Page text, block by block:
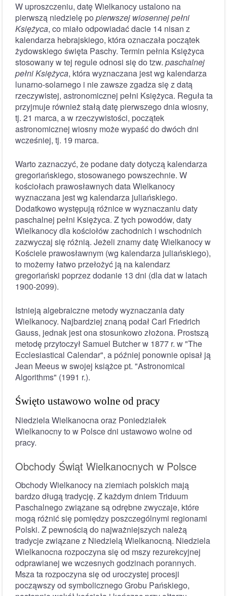
W uproszczeniu, datę Wielkanocy ustalono na
pierwszą niedzielę po pierwszej wiosennej pełni
Księżyca, co miało odpowiadać dacie 14 nisan z
kalendarza hebrajskiego, która oznaczała początek
żydowskiego święta Paschy. Termin pełnia Księżyca
stosowany w tej regule odnosi się do tzw. paschalnej
pełni Księżyca, która wyznaczana jest wg kalendarza
lunarno-solarnego i nie zawsze zgadza się z datą
rzeczywistej, astronomicznej pełni Księżyca. Reguła ta
przyjmuje również stałą datę pierwszego dnia wiosny,
tj. 21 marca, a w rzeczywistości, początek
astronomicznej wiosny może wypaść do dwóch dni
wcześniej, tj. 19 marca.
Warto zaznaczyć, że podane daty dotyczą kalendarza
gregoriańskiego, stosowanego powszechnie. W
kościołach prawosławnych data Wielkanocy
wyznaczana jest wg kalendarza juliańskiego.
Dodatkowo występują różnice w wyznaczaniu daty
paschalnej pełni Księżyca. Z tych powodów, daty
Wielkanocy dla kościołów zachodnich i wschodnich
zazwyczaj się różnią. Jeżeli znamy datę Wielkanocy w
Kościele prawosławnym (wg kalendarza juliańskiego),
to możemy łatwo przełożyć ją na kalendarz
gregoriański poprzez dodanie 13 dni (dla dat w latach
1900-2099).
Istnieją algebraiczne metody wyznaczania daty
Wielkanocy. Najbardziej znaną podał Carl Friedrich
Gauss, jednak jest ona stosunkowo złożona. Prostszą
metodę przytoczył Samuel Butcher w 1877 r. w "The
Ecclesiastical Calendar", a później ponownie opisał ją
Jean Meeus w swojej książce pt. "Astronomical
Algorithms" (1991 r.).
Święto ustawowo wolne od pracy
Niedziela Wielkanocna oraz Poniedziałek
Wielkanocny to w Polsce dni ustawowo wolne od
pracy.
Obchody Świąt Wielkanocnych w Polsce
Obchody Wielkanocy na ziemiach polskich mają
bardzo długą tradycję. Z każdym dniem Triduum
Paschalnego związane są odrębne zwyczaje, które
mogą różnić się pomiędzy poszczególnymi regionami
Polski. Z pewnością do najważniejszych należą
tradycje związane z Niedzielą Wielkanocną. Niedziela
Wielkanocna rozpoczyna się od mszy rezurekcyjnej
odprawianej we wczesnych godzinach porannych.
Msza ta rozpoczyna się od uroczystej procesji
począwszy od symbolicznego Grobu Pańskiego,